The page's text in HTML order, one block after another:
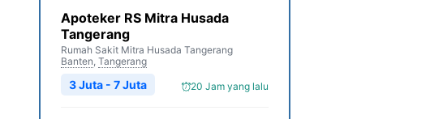
Apoteker RS Mitra Husada
Tangerang
Rumah Sakit Mitra Husada Tangerang
Banten, Tangerang
20 Jam yang lalu
3 Juta - 7 Juta